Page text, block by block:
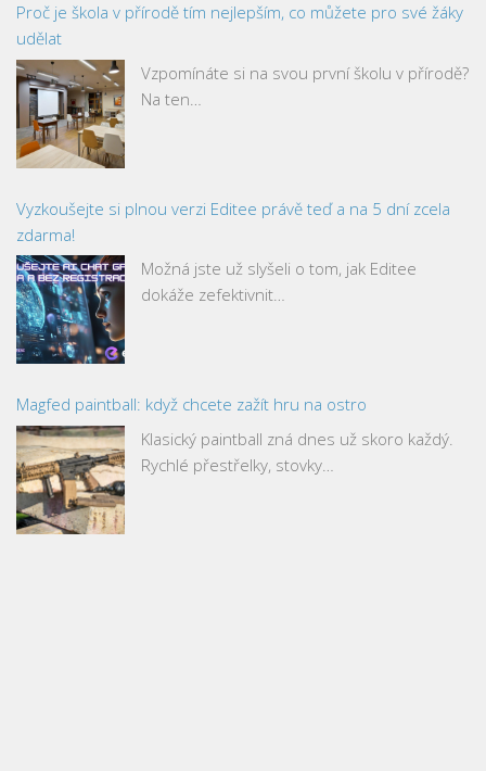
Proč je škola v přírodě tím nejlepším, co můžete pro své žáky
udělat
Vzpomínáte si na svou první školu v přírodě?
Na ten…
Vyzkoušejte si plnou verzi Editee právě teď a na 5 dní zcela
zdarma!
Možná jste už slyšeli o tom, jak Editee
dokáže zefektivnit…
Magfed paintball: když chcete zažít hru na ostro
Klasický paintball zná dnes už skoro každý.
Rychlé přestřelky, stovky…